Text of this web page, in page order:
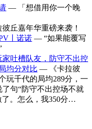
— 「想借用你一个晚
丘嘉年华重磅来袭！
丨诺诺 — “如果能覆写
家吐槽队友，防守不出控
均分对比 — 《卡拉彼
玩千代的局均289分，一
句“防守不出控场不就
了。怎么，我350分…